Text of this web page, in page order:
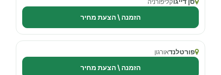
הזמנה \ הצעת מחיר
פורטלנדאורגון
הזמנה \ הצעת מחיר